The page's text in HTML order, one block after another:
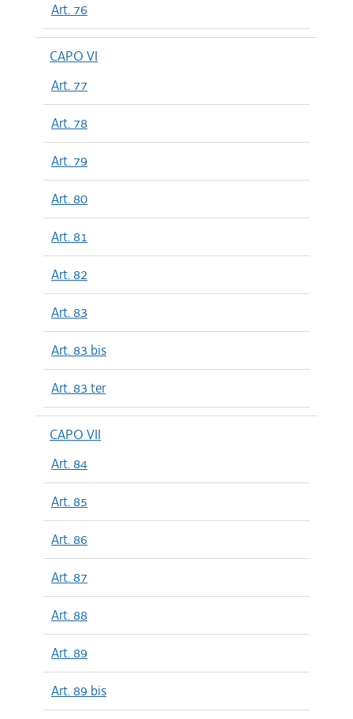
Art. 76
CAPO VI
Art. 77
Art. 78
Art. 79
Art. 80
Art. 81
Art. 82
Art. 83
Art. 83 bis
Art. 83 ter
CAPO VII
Art. 84
Art. 85
Art. 86
Art. 87
Art. 88
Art. 89
Art. 89 bis